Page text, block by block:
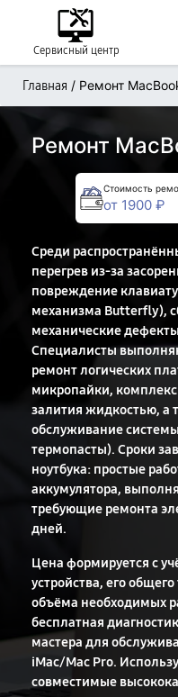
Сервисный центр
Главная / Ремонт
Ремонт
Стоимость
от 1900 ₽
Среди
перегрев из-за
повреждение
механизма Butterfly),
механические
Специалисты
ремонт логических
микропайки,
залития жидкостью, а
обслуживание
термопасты). Сроки
ноутбука: простые
аккумулятора,
требующие ремонта
дней.
Цена формируется с
устройства, его
объёма необходимых
бесплатная
мастера для
iMac/Mac Pro.
совместимые